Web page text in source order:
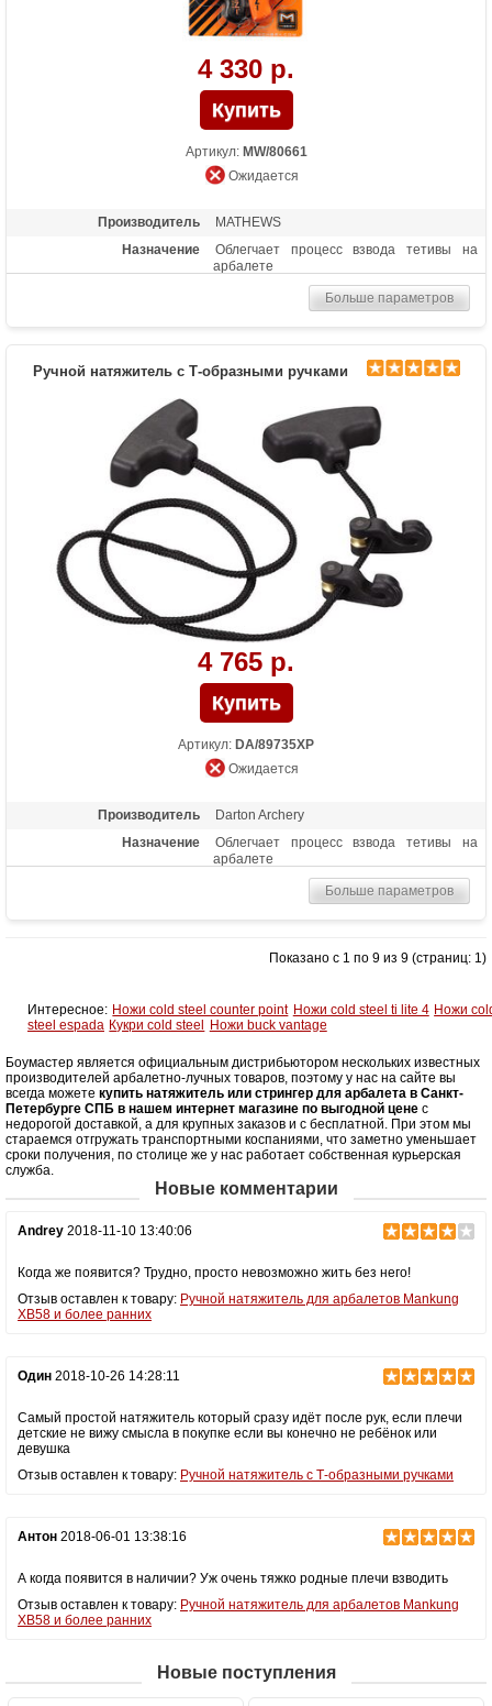
4 330 р.
Артикул: MW/80661
Ожидается
Производитель
MATHEWS
Назначение
Облегчает процесс взвода тетивы на
арбалете
Больше параметров
Ручной натяжитель с Т-образными ручками
4 765 р.
Артикул: DA/89735XP
Ожидается
Производитель
Darton Archery
Назначение
Облегчает процесс взвода тетивы на
арбалете
Больше параметров
Показано с 1 по 9 из 9 (страниц: 1)
Интересное: Ножи cold steel counter point Ножи cold steel ti lite 4 Ножи
steel espada Кукри cold steel Ножи buck vantage
Боумастер является официальным дистрибьютором нескольких известных
производителей арбалетно-лучных товаров, поэтому у нас на сайте вы
всегда можете купить натяжитель или стрингер для арбалета в Санкт-
Петербурге СПБ в нашем интернет магазине по выгодной цене с
недорогой доставкой, а для крупных заказов и с бесплатной. При этом мы
стараемся отгружать транспортными коспаниями, что заметно уменьшает
сроки получения, по столице же у нас работает собственная курьерская
служба.
Новые комментарии
Andrey 2018-11-10 13:40:06
Когда же появится? Трудно, просто невозможно жить без него!
Отзыв оставлен к товару: Ручной натяжитель для арбалетов Mankung
XB58 и более ранних
Один 2018-10-26 14:28:11
Самый простой натяжитель который сразу идёт после рук, если плечи
детские не вижу смысла в покупке если вы конечно не ребёнок или
девушка
Отзыв оставлен к товару: Ручной натяжитель с Т-образными ручками
Антон 2018-06-01 13:38:16
А когда появится в наличии? Уж очень тяжко родные плечи взводить
Отзыв оставлен к товару: Ручной натяжитель для арбалетов Mankung
XB58 и более ранних
Новые поступления